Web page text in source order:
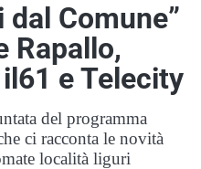
dal Comune”
Rapallo,
e Telecity
del programma
ci racconta le novità
località liguri